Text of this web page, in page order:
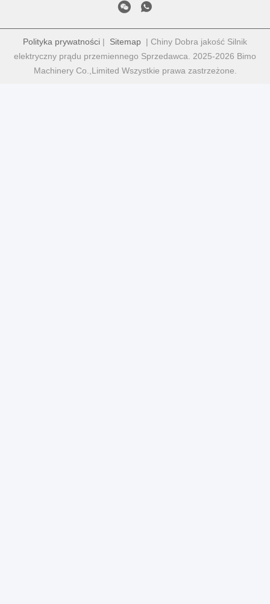
Polityka prywatności | Sitemap | Chiny Dobra jakość Silnik
elektryczny prądu przemiennego Sprzedawca. 2025-2026 Bimo
Machinery Co.,Limited Wszystkie prawa zastrzeżone.